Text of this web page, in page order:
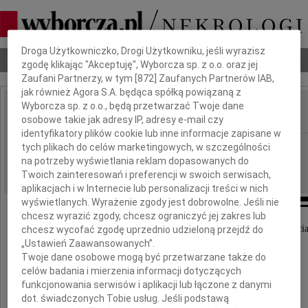
Nekrologi Odeszli Poradnik pogrzebowy
IMIĘ I NAZWISKO:
REGION: Katowice
DATA EMISJI: 30.06.2021
Wyrazy głębokiego współczucia oraz słowa
Zbigniewa Jodełki
z powodu śmierci
Dbamy o Twoją prywatność
Droga Użytkowniczko, Drogi Użytkowniku, jeśli wyrazisz
zgodę klikając "Akceptuję", Wyborcza sp. z o.o. oraz jej
Zaufani Partnerzy, w tym [872 ] Zaufanych Partnerów IAB,
jak również Agora S.A. będąca spółką powiązaną z
Wyborcza sp. z o.o., będą przetwarzać Twoje dane
osobowe takie jak adresy IP, adresy e-mail czy
identyfikatory plików cookie lub inne informacje zapisane w
tych plikach do celów marketingowych, w szczególności
na potrzeby wyświetlania reklam dopasowanych do
Twoich zainteresowań i preferencji w swoich serwisach,
aplikacjach i w Internecie lub personalizacji treści w nich
wyświetlanych. Wyrażenie zgody jest dobrowolne. Jeśli nie
chcesz wyrazić zgody, chcesz ograniczyć jej zakres lub
chcesz wycofać zgodę uprzednio udzieloną przejdź do
„Ustawień Zaawansowanych”.
Twoje dane osobowe mogą być przetwarzane także do
celów badania i mierzenia informacji dotyczących
funkcjonowania serwisów i aplikacji lub łączone z danymi
dot. świadczonych Tobie usług. Jeśli podstawą